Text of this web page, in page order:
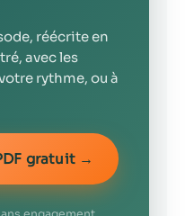
réécrite en
avec les
rythme, ou à
gratuit →